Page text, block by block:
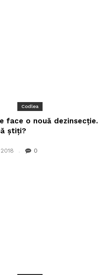
Codlea
face o nouă dezinsecție.
știți?
0